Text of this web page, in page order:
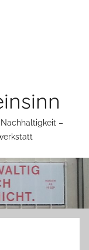
–